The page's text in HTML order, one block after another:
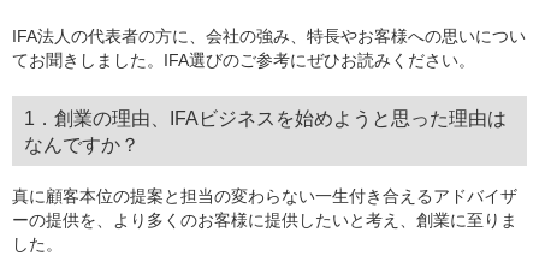
IFA法人の代表者の方に、会社の強み、特長やお客様への思いについ
てお聞きしました。IFA選びのご参考にぜひお読みください。
1．創業の理由、IFAビジネスを始めようと思った理由は
なんですか？
真に顧客本位の提案と担当の変わらない一生付き合えるアドバイザ
ーの提供を、より多くのお客様に提供したいと考え、創業に至りま
した。